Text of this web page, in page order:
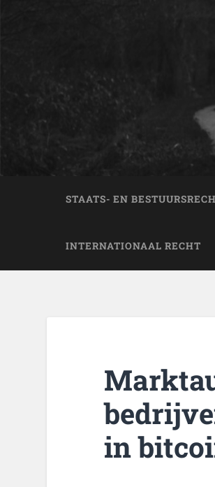
STAATS- EN
INTERNATIONAAL RECHT
in